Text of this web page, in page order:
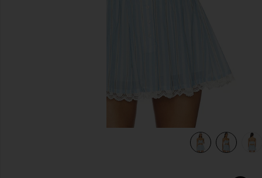
view 5 of 5 PIETRA トップ in Blue Multi Stripe